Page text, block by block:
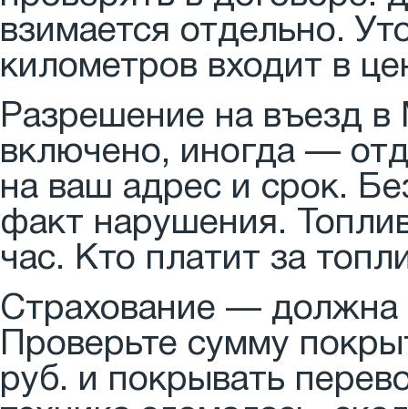
взимается отдельно.
километров входит в
Разрешение на въезд
включено, иногда —
на ваш адрес и срок.
факт нарушения.
час. Кто платит за
Страхование —
Проверьте сумму
руб. и покрывать